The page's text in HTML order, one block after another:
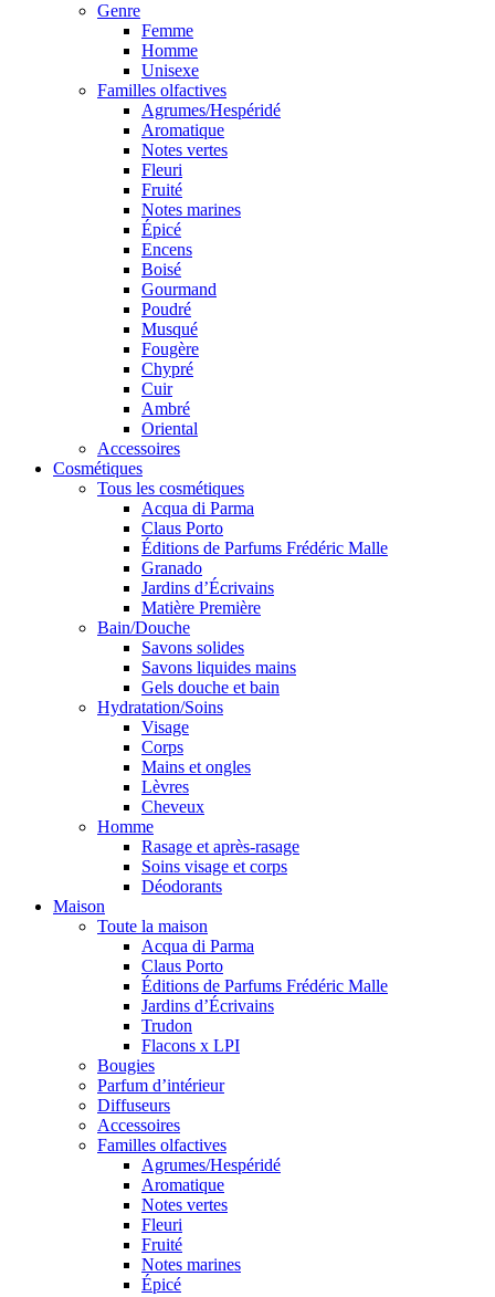
Genre
Femme
Homme
Unisexe
Familles olfactives
Agrumes/Hespéridé
Aromatique
Notes vertes
Fleuri
Fruité
Notes marines
Épicé
Encens
Boisé
Gourmand
Poudré
Musqué
Fougère
Chypré
Cuir
Ambré
Oriental
Accessoires
Cosmétiques
Tous les cosmétiques
Acqua di Parma
Claus Porto
Éditions de Parfums Frédéric Malle
Granado
Jardins d’Écrivains
Matière Première
Bain/Douche
Savons solides
Savons liquides mains
Gels douche et bain
Hydratation/Soins
Visage
Corps
Mains et ongles
Lèvres
Cheveux
Homme
Rasage et après-rasage
Soins visage et corps
Déodorants
Maison
Toute la maison
Acqua di Parma
Claus Porto
Éditions de Parfums Frédéric Malle
Jardins d’Écrivains
Trudon
Flacons x LPI
Bougies
Parfum d’intérieur
Diffuseurs
Accessoires
Familles olfactives
Agrumes/Hespéridé
Aromatique
Notes vertes
Fleuri
Fruité
Notes marines
Épicé